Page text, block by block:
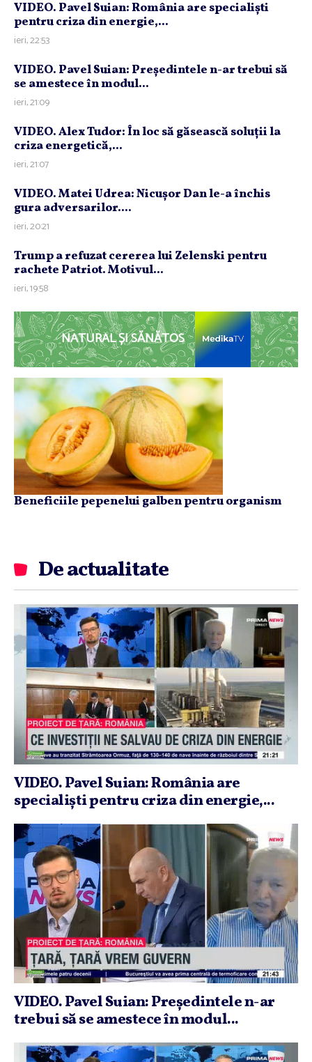
VIDEO. Pavel Suian: România are specialişti
pentru criza din energie,...
ieri, 22:53
VIDEO. Pavel Suian: Preşedintele n-ar trebui să
se amestece în modul...
ieri, 21:09
VIDEO. Alex Tudor: În loc să găsească soluţii la
criza energetică,...
ieri, 21:07
VIDEO. Matei Udrea: Nicuşor Dan le-a închis
gura adversarilor....
ieri, 20:21
Trump a refuzat cererea lui Zelenski pentru
rachete Patriot. Motivul...
ieri, 19:58
NATURAL ȘI SĂNĂTOS
Beneficiile pepenelui galben pentru organism
De actualitate
VIDEO. Pavel Suian: România are
specialişti pentru criza din energie,...
VIDEO. Pavel Suian: Preşedintele n-ar
trebui să se amestece în modul...